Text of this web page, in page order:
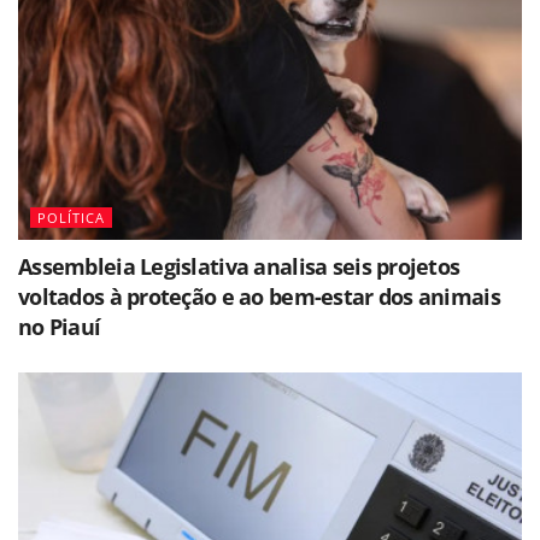
POLÍTICA
Assembleia Legislativa analisa seis projetos
voltados à proteção e ao bem-estar dos animais
no Piauí